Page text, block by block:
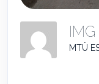
IMG
MTÜ